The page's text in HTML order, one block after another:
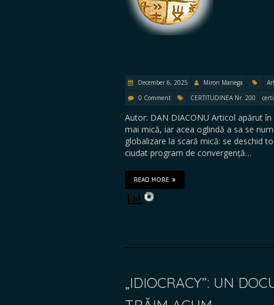
December 6, 2025 Miron Manega
0 Comment
CERTITUDINEA Nr. 200
Autor: DAN DIACONU Articol apărut
mai mică, iar acea oglindă a sa se
globalizare la scară mică: se deschid
ciudat program de convergență…
READ MORE
„IDIOCRACY”: UN